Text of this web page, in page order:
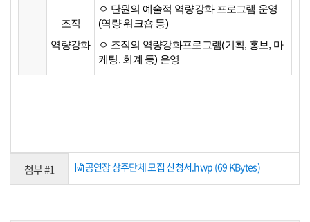
조직
역량강화
ㅇ 단원의 예술적 역량강화 프로그램 운영
(역량 워크숍 등)
ㅇ 조직의 역량강화프로그램(기획, 홍보, 마
케팅, 회계 등) 운영
첨부 #1 공연장 상주단체 모집 신청서.hwp (69 KBytes)